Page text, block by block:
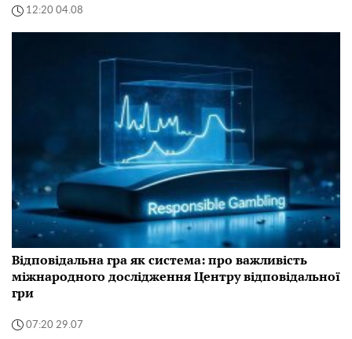
12:20 04.08
Відповідальна гра як система: про важливість
міжнародного дослідження Центру відповідальної
гри
07:20 29.07